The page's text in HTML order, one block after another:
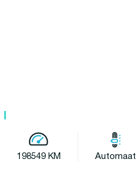
l
198549 KM Automaat